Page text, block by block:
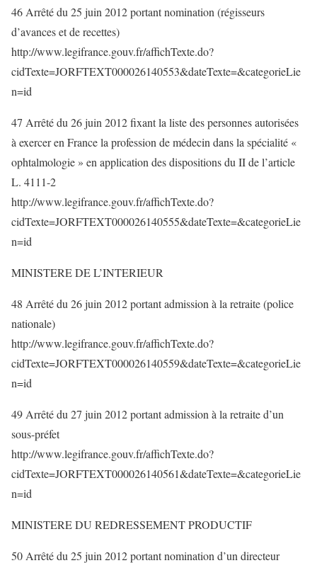
46 Arrêté du 25 juin 2012 portant nomination (régisseurs
d’avances et de recettes)
http://www.legifrance.gouv.fr/affichTexte.do?
cidTexte=JORFTEXT000026140553&dateTexte=&categorieLie
n=id
47 Arrêté du 26 juin 2012 fixant la liste des personnes autorisées
à exercer en France la profession de médecin dans la spécialité «
ophtalmologie » en application des dispositions du II de l’article
L. 4111-2
http://www.legifrance.gouv.fr/affichTexte.do?
cidTexte=JORFTEXT000026140555&dateTexte=&categorieLie
n=id
MINISTERE DE L’INTERIEUR
48 Arrêté du 26 juin 2012 portant admission à la retraite (police
nationale)
http://www.legifrance.gouv.fr/affichTexte.do?
cidTexte=JORFTEXT000026140559&dateTexte=&categorieLie
n=id
49 Arrêté du 27 juin 2012 portant admission à la retraite d’un
sous-préfet
http://www.legifrance.gouv.fr/affichTexte.do?
cidTexte=JORFTEXT000026140561&dateTexte=&categorieLie
n=id
MINISTERE DU REDRESSEMENT PRODUCTIF
50 Arrêté du 25 juin 2012 portant nomination d’un directeur